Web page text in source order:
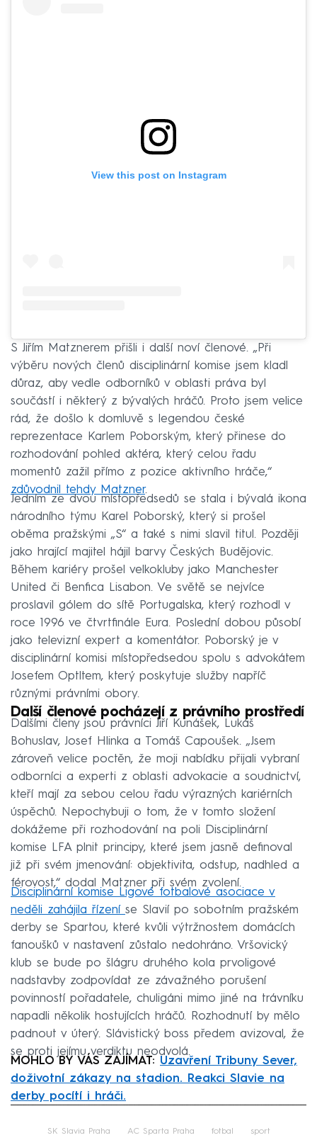
View this post on Instagram
S Jiřím Matznerem přišli i další noví členové. „Při
výběru nových členů disciplinární komise jsem kladl
důraz, aby vedle odborníků v oblasti práva byl
součástí i některý z bývalých hráčů. Proto jsem velice
rád, že došlo k domluvě s legendou české
reprezentace Karlem Poborským, který přinese do
rozhodování pohled aktéra, který celou řadu
momentů zažil přímo z pozice aktivního hráče,“
zdůvodnil tehdy Matzner.
Jedním ze dvou místopředsedů se stala i bývalá ikona
národního týmu Karel Poborský, který si prošel
oběma pražskými „S“ a také s nimi slavil titul. Později
jako hrající majitel hájil barvy Českých Budějovic.
Během kariéry prošel velkokluby jako Manchester
United či Benfica Lisabon. Ve světě se nejvíce
proslavil gólem do sítě Portugalska, který rozhodl v
roce 1996 ve čtvrtfinále Eura. Poslední dobou působí
jako televizní expert a komentátor. Poborský je v
disciplinární komisi místopředsedou spolu s advokátem
Josefem Optltem, který poskytuje služby napříč
různými právními obory.
Další členové pocházejí z právního prostředí
Dalšími členy jsou právníci Jiří Kunášek, Lukáš
Bohuslav, Josef Hlinka a Tomáš Capoušek. „Jsem
zároveň velice poctěn, že moji nabídku přijali vybraní
odborníci a experti z oblasti advokacie a soudnictví,
kteří mají za sebou celou řadu výrazných kariérních
úspěchů. Nepochybuji o tom, že v tomto složení
dokážeme při rozhodování na poli Disciplinární
komise LFA plnit principy, které jsem jasně definoval
již při svém jmenování: objektivita, odstup, nadhled a
férovost,“ dodal Matzner při svém zvolení.
Disciplinární komise Ligové fotbalové asociace v
neděli zahájila řízení se Slavií po sobotním pražském
derby se Spartou, které kvůli výtržnostem domácích
fanoušků v nastavení zůstalo nedohráno. Vršovický
klub se bude po šlágru druhého kola prvoligové
nadstavby zodpovídat ze závažného porušení
povinností pořadatele, chuligáni mimo jiné na trávníku
napadli několik hostujících hráčů. Rozhodnutí by mělo
padnout v úterý. Slávistický boss předem avizoval, že
se proti jejímu verdiktu neodvolá.
MOHLO BY VÁS ZAJÍMAT: Uzavření Tribuny Sever,
doživotní zákazy na stadion. Reakci Slavie na
derby pocítí i hráči.
SK Slavia Praha AC Sparta Praha fotbal sport